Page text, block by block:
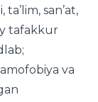
san’at,
tafakkur
va